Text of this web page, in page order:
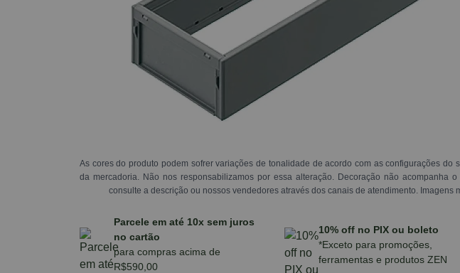
As cores do produto podem sofrer variações de tonalidade de acordo com as configurações do
da mercadoria. Não nos responsabilizamos por essa alteração. Decoração não acompanha
consulte a descrição ou nossos vendedores através dos canais de atendimento. Imagens
Parcele em até 10x sem juros
no cartão
para compras acima de
R$590,00
10% off no PIX ou boleto
*Exceto para promoções,
ferramentas e produtos ZEN